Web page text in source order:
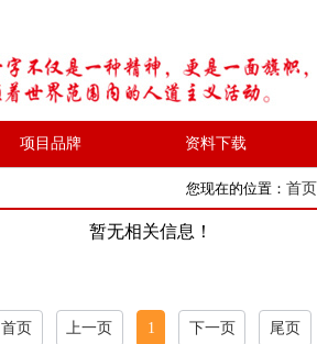
项目品牌 资料下载
您现在的位置： 首页
暂无相关信息！
首页 上一页 1 下一页 尾页